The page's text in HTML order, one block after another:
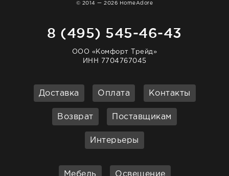
© 2014 — 2026 HomeAdore
8 (495) 545-46-43
ООО «Комфорт Трейд»
ИНН 7704767045
Доставка Оплата Контакты
Возврат Поставщикам
Интерьеры
Мебель Освещение